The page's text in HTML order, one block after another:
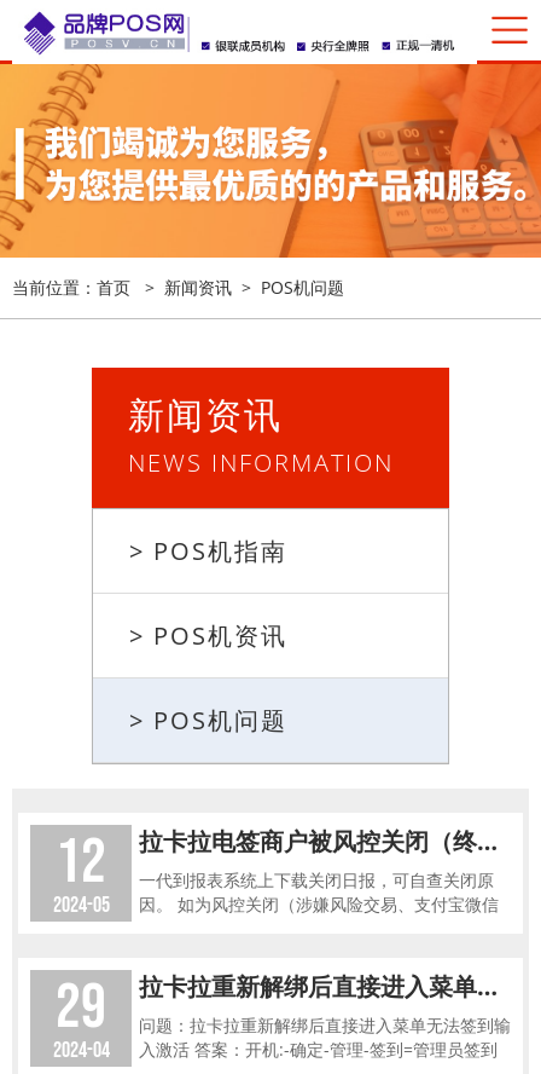
当前位置： 首页 > 新闻资讯 > POS机问题
新闻资讯
NEWS INFORMATION
> POS机指南
> POS机资讯
> POS机问题
12
2024-05
拉卡拉电签商户被风控关闭（终端报97）处理流程
一代到报表系统上下载关闭日报，可自查关闭原
因。 如为风控关闭（涉嫌风险交易、支付宝微信
29
2024-04
拉卡拉重新解绑后直接进入菜单无法签到输入激活码
问题：拉卡拉重新解绑后直接进入菜单无法签到输
入激活 答案：开机:-确定-管理-签到=管理员签到